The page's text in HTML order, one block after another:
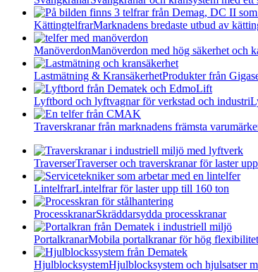
KättingtelfrarMarknadens bredaste utbud av
ManöverdonManöverdon med hög säkerhet och
Lastmätning & KransäkerhetProdukter från
Lyftbord och lyftvagnar för verkstad och industri
Traverskranar från marknadens främsta
TraverserTraverser och traverskranar för laster
LintelfrarLintelfrar för laster upp till 160 ton
ProcesskranarSkräddarsydda processkranar
PortalkranarMobila portalkranar för hög flexibilitet
HjulblocksystemHjulblocksystem och hjulsatser